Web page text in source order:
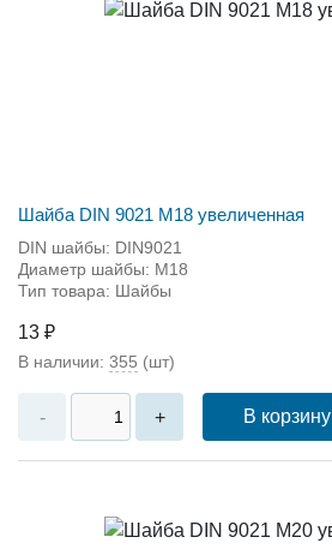
Шайба DIN 9021 М18 увеличенная
DIN шайбы: DIN9021
Диаметр шайбы: M18
Тип товара: Шайбы
13 ₽
В наличии: 355 (шт)
- + В корзину